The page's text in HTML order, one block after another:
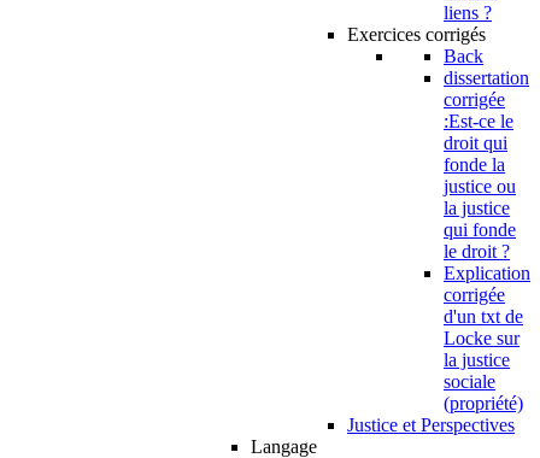
liens ?
Exercices corrigés
Back
dissertation
corrigée
:Est-ce le
droit qui
fonde la
justice ou
la justice
qui fonde
le droit ?
Explication
corrigée
d'un txt de
Locke sur
la justice
sociale
(propriété)
Justice et Perspectives
Langage